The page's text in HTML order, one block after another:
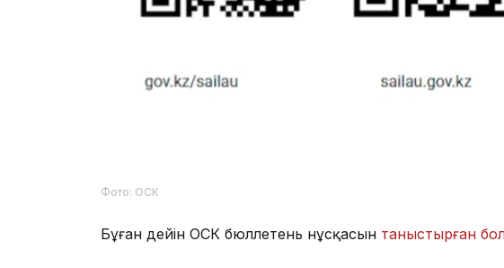
Фото: ОСК
Бұған дейін ОСК бюллетень нұсқасын таныстырған